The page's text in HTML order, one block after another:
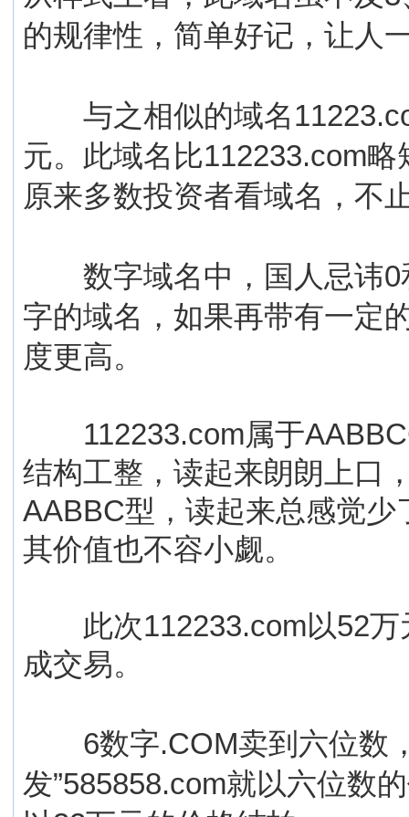
的规律性，简单好记，让人
与之相似的域名
元。此域名比112233.com
原来多数投资者看域名，不
数字域名中，国人忌讳0
字的域名，如果再带有一定
度更高。
112233.com属于
结构工整，读起来朗朗上口
AABBC型，读起来总感觉
其价值也不容小觑。
此次112233.com以52万
成交易。
6数字.COM卖到六位数，
发”585858.com就以六位数